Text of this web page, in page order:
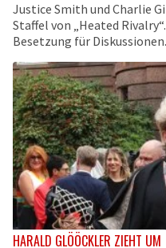
Justice Smith und Charlie
Staffel von „Heated
Besetzung für Diskussionen.
HARALD GLÖÖCKLER ZIEHT UM